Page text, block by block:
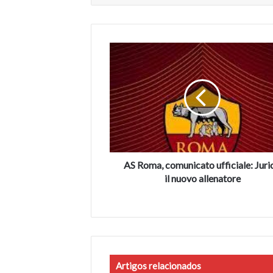
AS
comunicato
ufficiale:
Juric
è
il
nuovo
allenatore
AS Roma, comunicato ufficiale:
il nuovo allenatore
Artigos relacionados